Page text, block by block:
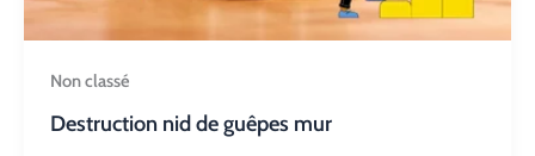
Non classé
Destruction nid de guêpes mur